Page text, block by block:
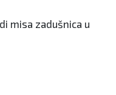
misa zadušnica u